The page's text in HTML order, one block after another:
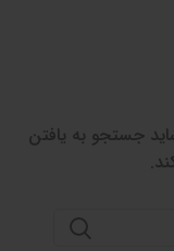
جستجو به یافتن